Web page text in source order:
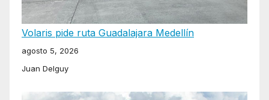
Volaris pide ruta Guadalajara Medellín
agosto 5, 2026
Juan Delguy